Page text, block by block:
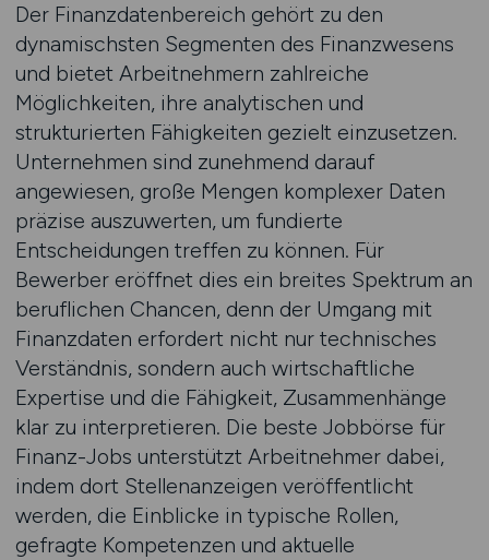
Der Finanzdatenbereich gehört zu den
dynamischsten Segmenten des Finanzwesens
und bietet Arbeitnehmern zahlreiche
Möglichkeiten, ihre analytischen und
strukturierten Fähigkeiten gezielt einzusetzen.
Unternehmen sind zunehmend darauf
angewiesen, große Mengen komplexer Daten
präzise auszuwerten, um fundierte
Entscheidungen treffen zu können. Für
Bewerber eröffnet dies ein breites Spektrum an
beruflichen Chancen, denn der Umgang mit
Finanzdaten erfordert nicht nur technisches
Verständnis, sondern auch wirtschaftliche
Expertise und die Fähigkeit, Zusammenhänge
klar zu interpretieren. Die beste Jobbörse für
Finanz-Jobs unterstützt Arbeitnehmer dabei,
indem dort Stellenanzeigen veröffentlicht
werden, die Einblicke in typische Rollen,
gefragte Kompetenzen und aktuelle